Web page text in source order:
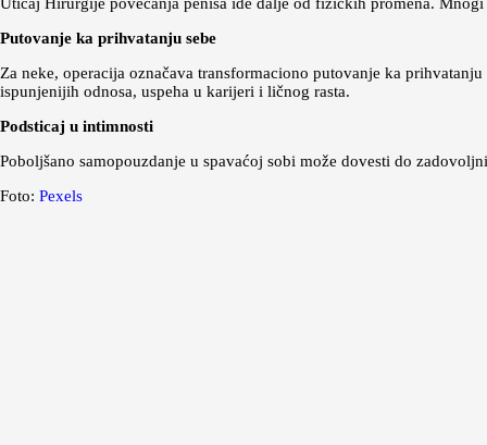
Putovanje ka prihvatanju sebe
Za neke, operacija označava transformaciono putovanje ka
ispunjenijih odnosa, uspeha u karijeri i ličnog rasta.
Podsticaj u intimnosti
Poboljšano samopouzdanje u spavaćoj sobi može dovesti do
Foto: Pexels